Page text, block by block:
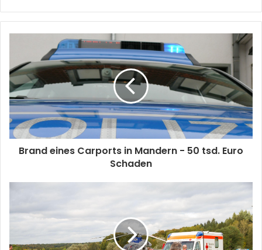
Brand eines Carports in Mandern - 50 tsd. Euro
Schaden